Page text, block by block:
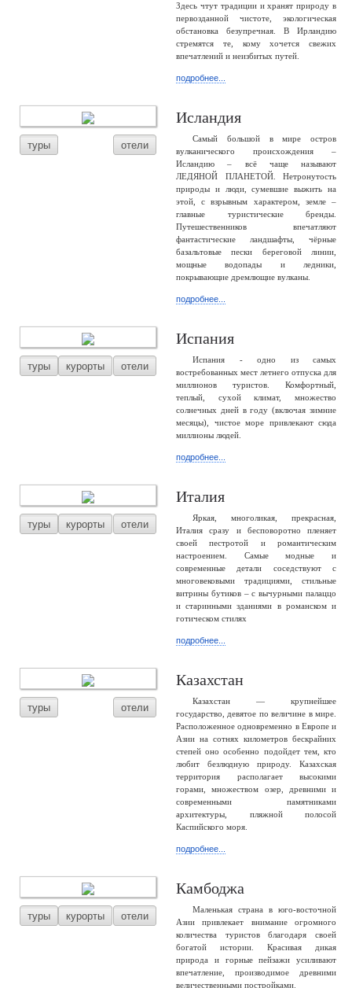
Здесь чтут традиции и хранят природу в
первозданной чистоте, экологическая
обстановка безупречная. В Ирландию
стремятся те, кому хочется свежих
впечатлений и неизбитых путей.
подробнее...
туры отели
Исландия
Самый большой в мире остров
вулканического происхождения –
Исландию – всё чаще называют
ЛЕДЯНОЙ ПЛАНЕТОЙ. Нетронутость
природы и люди, сумевшие выжить на
этой, с взрывным характером, земле –
главные туристические бренды.
Путешественников впечатляют
фантастические ландшафты, чёрные
базальтовые пески береговой линии,
мощные водопады и ледники,
покрывающие дремлющие вулканы.
подробнее...
туры курорты отели
Испания
Испания - одно из самых
востребованных мест летнего отпуска для
миллионов туристов. Комфортный,
теплый, сухой климат, множество
солнечных дней в году (включая зимние
месяцы), чистое море привлекают сюда
миллионы людей.
подробнее...
туры курорты отели
Италия
Яркая, многоликая, прекрасная,
Италия сразу и бесповоротно пленяет
своей пестротой и романтическим
настроением. Самые модные и
современные детали соседствуют с
многовековыми традициями, стильные
витрины бутиков – с вычурными палаццо
и старинными зданиями в романском и
готическом стилях
подробнее...
туры отели
Казахстан
Казахстан — крупнейшее
государство, девятое по величине в мире.
Расположенное одновременно в Европе и
Азии на сотнях километров бескрайних
степей оно особенно подойдет тем, кто
любит безлюдную природу. Казахская
территория располагает высокими
горами, множеством озер, древними и
современными памятниками
архитектуры, пляжной полосой
Каспийского моря.
подробнее...
туры курорты отели
Камбоджа
Маленькая страна в юго-восточной
Азии привлекает внимание огромного
количества туристов благодаря своей
богатой истории. Красивая дикая
природа и горные пейзажи усиливают
впечатление, производимое древними
величественными постройками.